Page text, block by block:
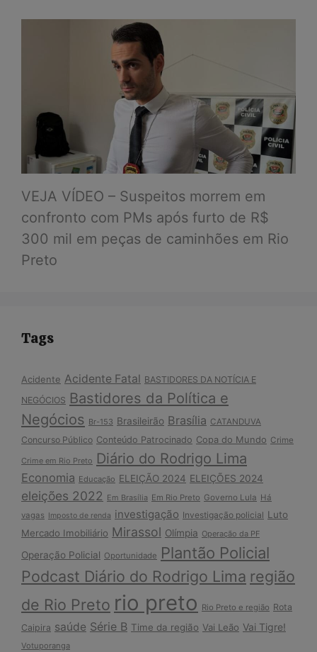
VEJA VÍDEO – Suspeitos morrem em
confronto com PMs após furto de R$
300 mil em peças de caminhões em Rio
Preto
Tags
Acidente Acidente Fatal BASTIDORES DA NOTÍCIA E
NEGÓCIOS Bastidores da Política e
Negócios Br-153 Brasileirão Brasília CATANDUVA
Concurso Público Conteúdo Patrocinado Copa do Mundo Crime
Crime em Rio Preto Diário do Rodrigo Lima
Economia Educação ELEIÇÃO 2024 ELEIÇÕES 2024
eleições 2022 Em Brasília Em Rio Preto Governo Lula Há
vagas
Imposto de renda investigação Investigação policial Luto
Mercado Imobiliário Mirassol Olímpia Operação da PF
Operação Policial Oportunidade Plantão Policial
Podcast Diário do Rodrigo Lima região
de Rio Preto rio preto Rio Preto e região Rota
Caipira saúde Série B Time da região Vai Leão Vai Tigre!
Votuporanga